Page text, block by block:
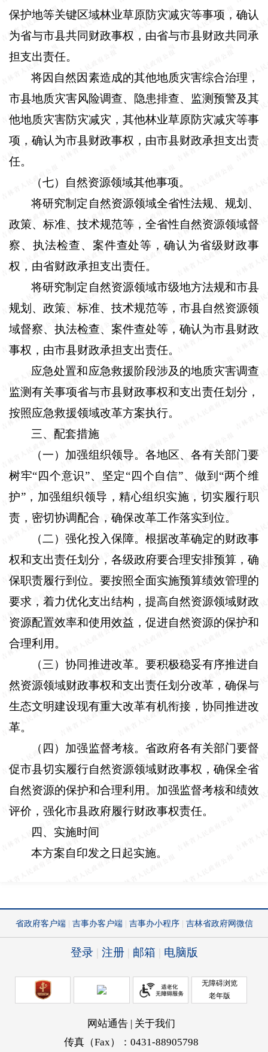
保护地等关键区域林业草原防灾减灾等事项，确认
为省与市县共同财政事权，由省与市县财政共同承
担支出责任。
将因自然因素造成的其他地质灾害综合治理，
市县地质灾害风险调查、隐患排查、监测预警及其
他地质灾害防灾减灾，其他林业草原防灾减灾等事
项，确认为市县财政事权，由市县财政承担支出责
任。
（七）自然资源领域其他事项。
将研究制定自然资源领域全省性法规、规划、
政策、标准、技术规范等，全省性自然资源领域督
察、执法检查、案件查处等，确认为省级财政事
权，由省财政承担支出责任。
将研究制定自然资源领域市级地方法规和市县
规划、政策、标准、技术规范等，市县自然资源领
域督察、执法检查、案件查处等，确认为市县财政
事权，由市县财政承担支出责任。
应急处置和应急救援阶段涉及的地质灾害调查
监测有关事项省与市县财政事权和支出责任划分，
按照应急救援领域改革方案执行。
三、配套措施
（一）加强组织领导。 各地区、各有关部门要
树牢“四个意识”、坚定“四个自信”、做到“两个维
护”，加强组织领导，精心组织实施，切实履行职
责，密切协调配合，确保改革工作落实到位。
（二）强化投入保障。 根据改革确定的财政事
权和支出责任划分，各级政府要合理安排预算，确
保职责履行到位。要按照全面实施预算绩效管理的
要求，着力优化支出结构，提高自然资源领域财政
资源配置效率和使用效益，促进自然资源的保护和
合理利用。
（三）协同推进改革。 要积极稳妥有序推进自
然资源领域财政事权和支出责任划分改革，确保与
生态文明建设现有重大改革有机衔接，协同推进改
革。
（四）加强监督考核。 省政府各有关部门要督
促市县切实履行自然资源领域财政事权，确保全省
自然资源的保护和合理利用。加强监督考核和绩效
评价，强化市县政府履行财政事权责任。
四、实施时间
本方案自印发之日起实施。